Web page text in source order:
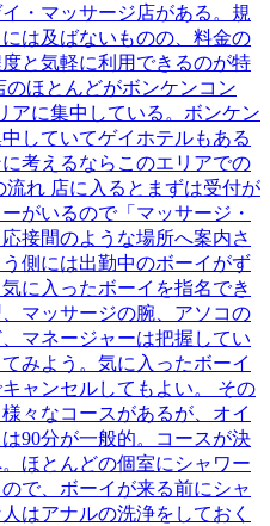
・マッサージ店がある。規
は及ばないものの、料金の
と気軽に利用できるのが特
ほとんどがボンケンコン
アに集中している。ボンケン
していてゲイホテルもある
考えるならこのエリアでの
れ 店に入るとまずは受付が
がいるので「マッサージ・
接間のような場所へ案内さ
側には出勤中のボーイがず
に入ったボーイを指名でき
マッサージの腕、アソコの
マネージャーは把握してい
みよう。気に入ったボーイ
ャンセルしてもよい。 その
々なコースがあるが、オイ
90分が一般的。コースが決
ほとんどの個室にシャワー
で、ボーイが来る前にシャ
はアナルの洗浄をしておく